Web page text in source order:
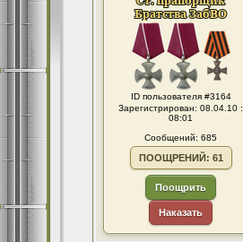
ID пользователя #3164
Зарегистрирован: 08.04.10 :
08:01
Сообщений: 685
ПООЩРЕНИЙ: 61
Поощрить
Наказать